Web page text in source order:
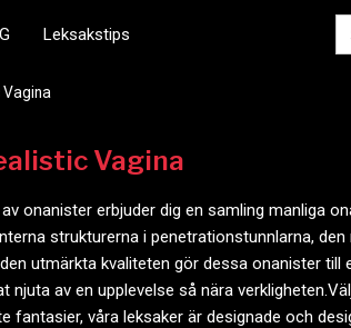
Leksakstips
Vagina
onanister erbjuder dig en samling manliga
strukturerna i penetrationstunnlarna,
utmärkta kvaliteten gör dessa onanister till
njuta av en upplevelse så nära
fantasier, våra leksaker är designade och